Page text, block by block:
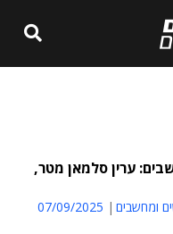
ערין סלמאן מטר,
ומחשבים
07/09/2025